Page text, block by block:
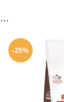
-25%